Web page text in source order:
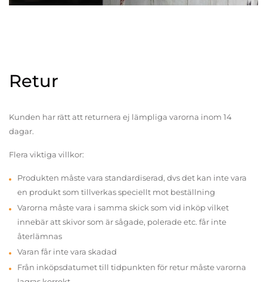
Retur
Kunden har rätt att returnera ej lämpliga varorna inom 14
dagar.
Flera viktiga villkor:
Produkten måste vara standardiserad, dvs det kan inte vara
en produkt som tillverkas speciellt mot beställning
Varorna måste vara i samma skick som vid inköp vilket
innebär att skivor som är sågade, polerade etc. får inte
återlämnas
Varan får inte vara skadad
Från inköpsdatumet till tidpunkten för retur måste varorna